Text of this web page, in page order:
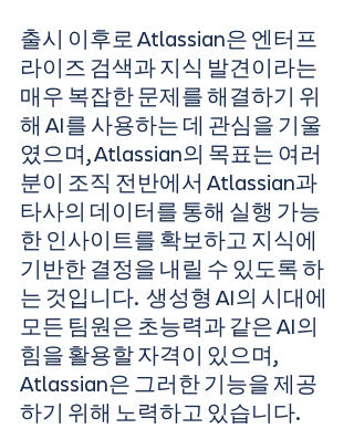
출시 이후로 Atlassian은 엔터프
라이즈 검색과 지식 발견이라는
매우 복잡한 문제를 해결하기 위
해 AI를 사용하는 데 관심을 기울
였으며, Atlassian의 목표는 여러
분이 조직 전반에서 Atlassian과
타사의 데이터를 통해 실행 가능
한 인사이트를 확보하고 지식에
기반한 결정을 내릴 수 있도록 하
는 것입니다.  생성형 AI의 시대에
모든 팀원은 초능력과 같은 AI의
힘을 활용할 자격이 있으며,
Atlassian은 그러한 기능을 제공
하기 위해 노력하고 있습니다.